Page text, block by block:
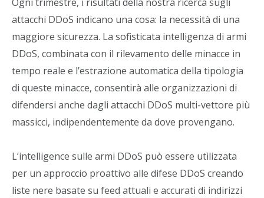
attacchi DDoS indicano una cosa: la necessità di una
maggiore sicurezza. La sofisticata intelligenza di armi
DDoS, combinata con il rilevamento delle minacce in
tempo reale e l’estrazione automatica della tipologia
di queste minacce, consentirà alle organizzazioni di
difendersi anche dagli attacchi DDoS multi-vettore più
massicci, indipendentemente da dove provengano.
L’intelligence sulle armi DDoS può essere utilizzata
per un approccio proattivo alle difese DDoS creando
liste nere basate su feed attuali e accurati di indirizzi